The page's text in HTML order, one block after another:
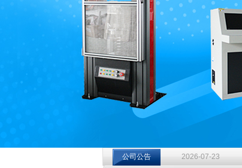
济南中创工业测试系统有限公司
公司公告 2026-07-23